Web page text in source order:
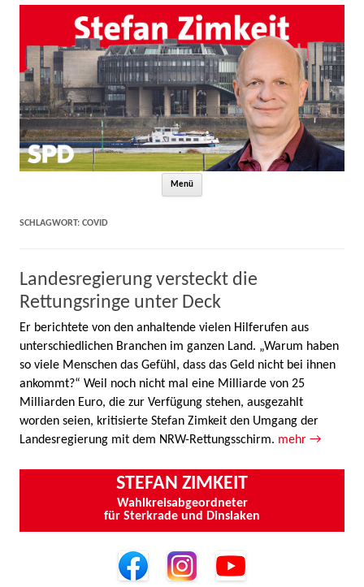
Menü
SCHLAGWORT: COVID
Landesregierung versteckt die
Rettungsringe unter Deck
Er berichtete von den anhaltende vielen Hilferufen aus
unterschiedlichen Branchen im ganzen Land. „Warum haben
so viele Menschen das Gefühl, dass das Geld nicht bei ihnen
ankommt?“ Weil noch nicht mal eine Milliarde von 25
Milliarden Euro, die zur Verfügung stehen, ausgezahlt
worden seien, kritisierte Stefan Zimkeit den Umgang der
Landesregierung mit dem NRW-Rettungsschirm. mehr →
STEFAN ZIMKEIT
Wahlkreisabgeordneter
für Sterkrade und Dinslaken